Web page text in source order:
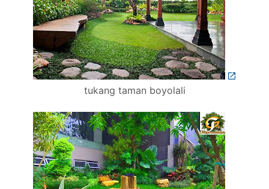
tukang taman boyolali